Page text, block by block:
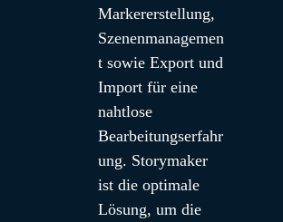
Markererstellung,
Szenenmanagemen
t sowie Export und
Import für eine
nahtlose
Bearbeitungserfahr
ung. Storymaker
ist die optimale
Lösung, um die